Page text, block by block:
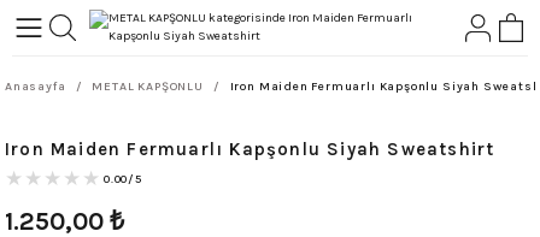
Geri Dön
ROCK
Geri Dön
Anasayfa METAL KAPŞONLU Iron Maiden Fermuarlı Kapşonlu Siyah
Iron Maiden Fermuarlı Kapşonlu Siyah Sweatshirt
0.00/5
1.250,00 ₺